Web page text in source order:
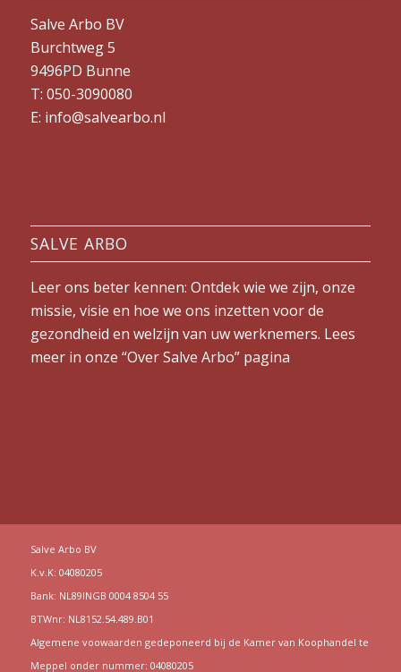
Salve Arbo BV
Burchtweg 5
9496PD Bunne
T: 050-3090080
E: info@salvearbo.nl
SALVE ARBO
Leer ons beter kennen: Ontdek wie we zijn, onze
missie, visie en hoe we ons inzetten voor de
gezondheid en welzijn van uw werknemers. Lees
meer in onze “Over Salve Arbo” pagina
Salve Arbo BV
K.v.K: 04080205
Bank: NL89INGB 0004 8504 55
BTWnr: NL8152.54.489.B01
Algemene voowaarden gedeponeerd bij de Kamer van Koophandel te
Meppel onder nummer: 04080205